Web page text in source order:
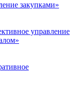
закупками»
управление